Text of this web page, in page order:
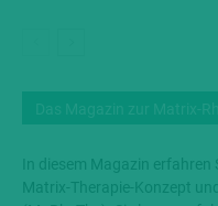
Das Magazin zur Matrix-
In diesem Magazin
Matrix-Therapie-Konzept